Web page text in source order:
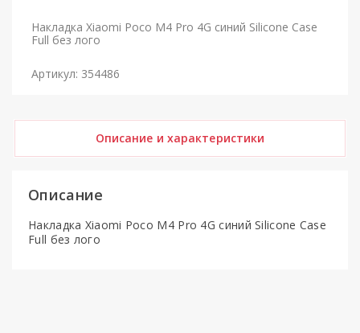
Накладка Xiaomi Poco M4 Pro 4G синий Silicone Case
Full без лого
Артикул: 354486
Описание и характеристики
Описание
Накладка Xiaomi Poco M4 Pro 4G синий Silicone Case
Full без лого